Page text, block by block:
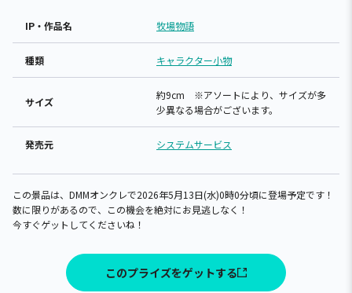
IP・作品名 牧場物語
種類 キャラクター小物
サイズ
約9cm ※アソートにより、サイズが多
少異なる場合がございます。
発売元 システムサービス
この景品は、DMMオンクレで2026年5月13日(水)0時0分頃に登場予定です！
数に限りがあるので、この機会を絶対にお見逃しなく！
今すぐゲットしてくださいね！
このプライズをゲットする